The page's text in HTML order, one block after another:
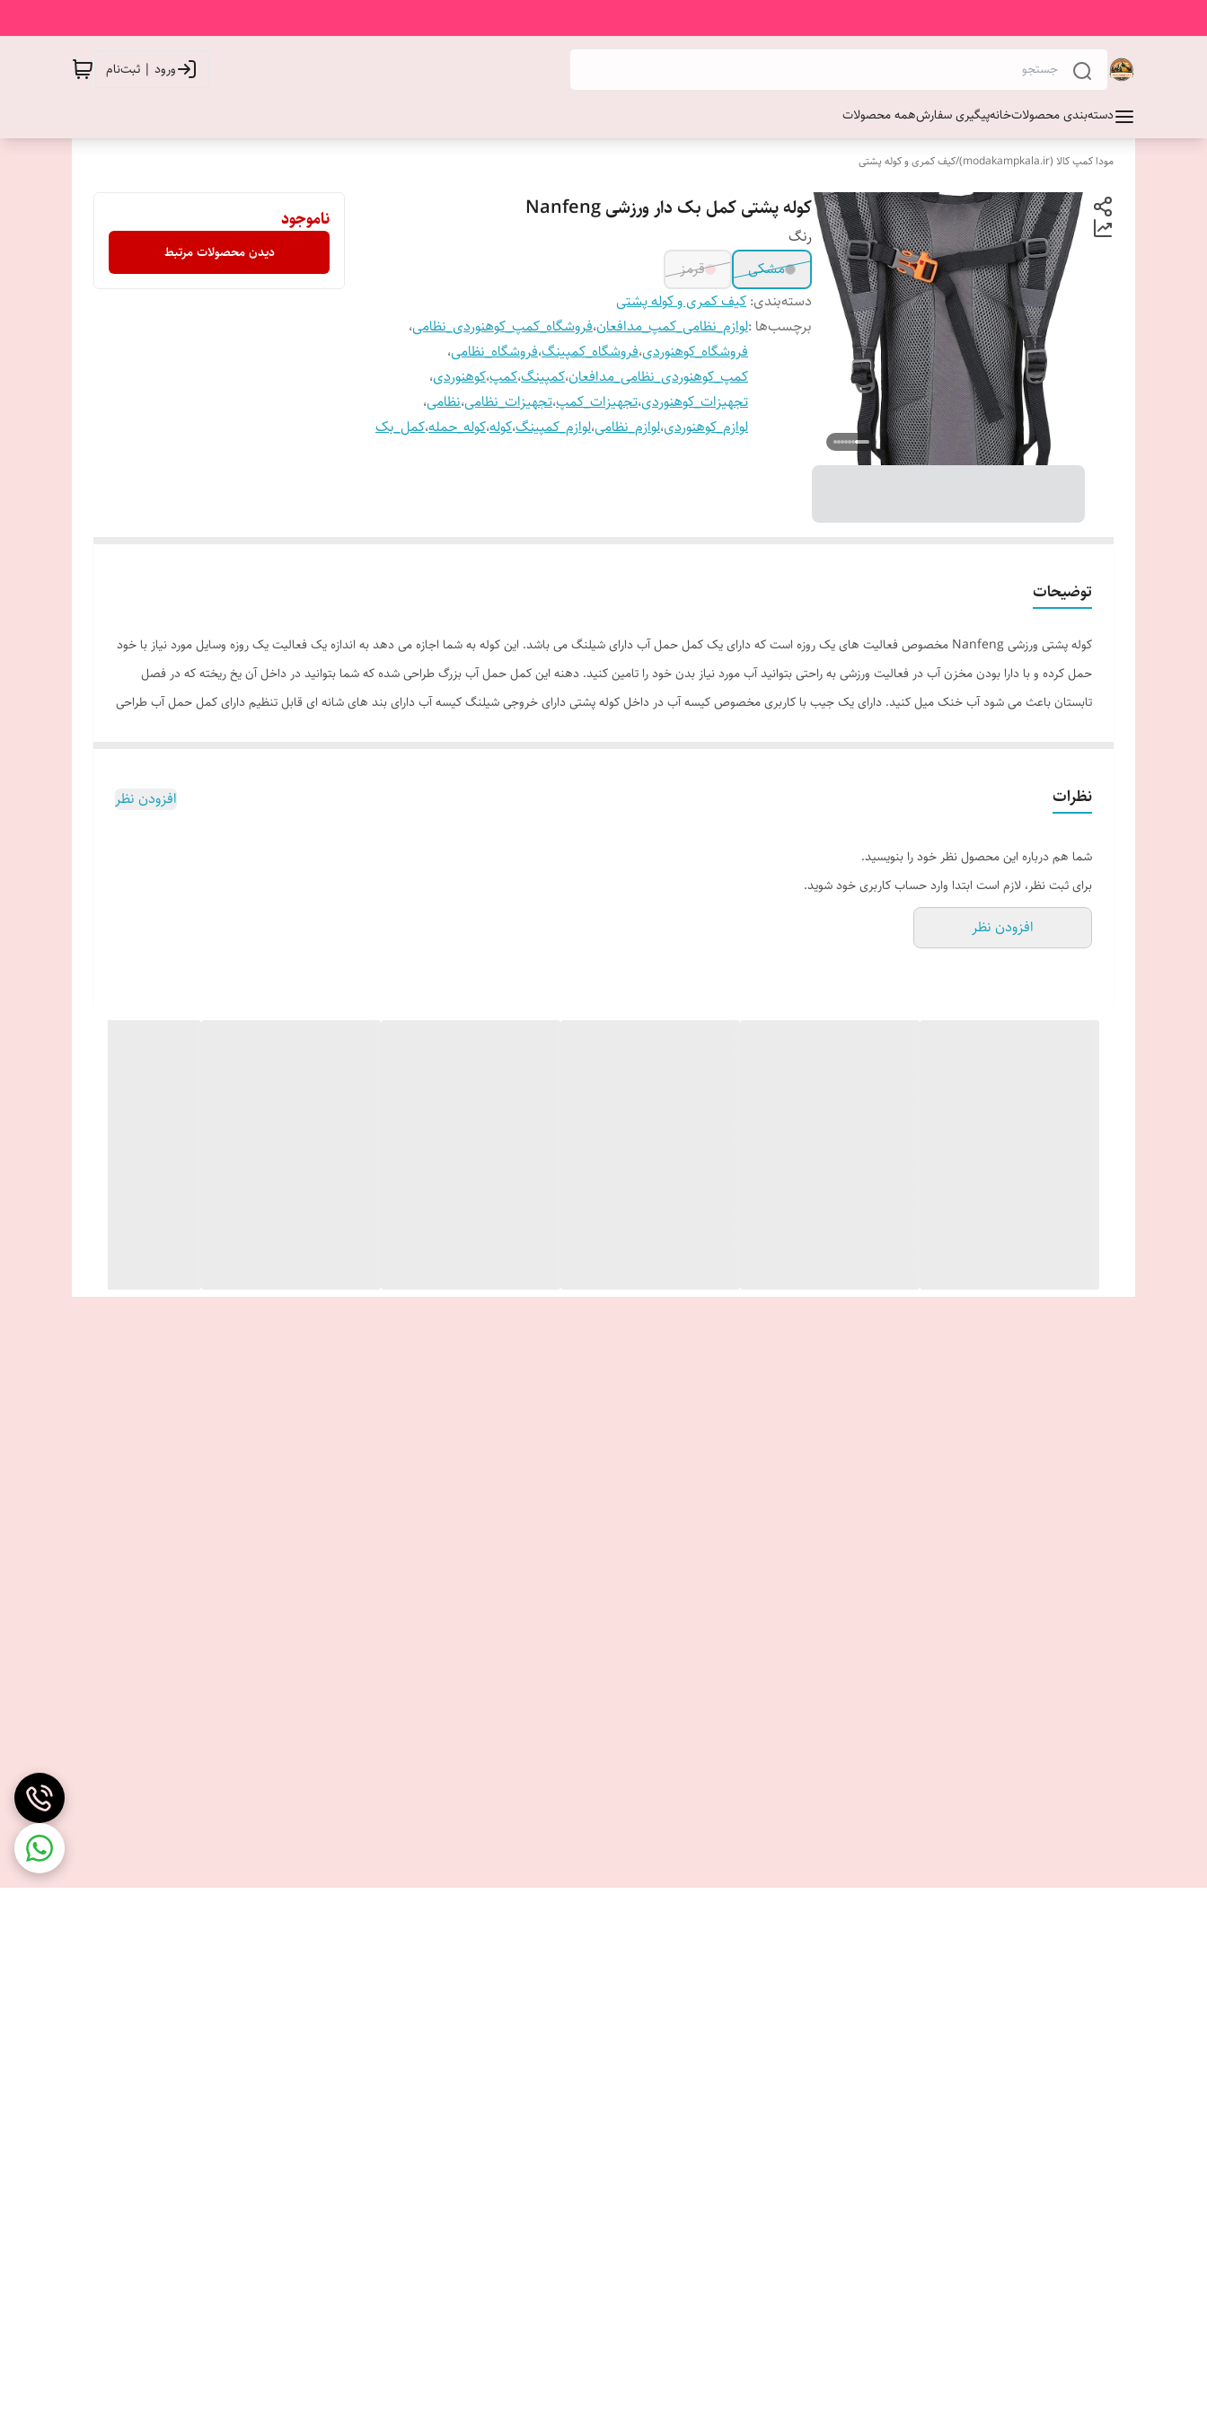
ورود | ثبت‌نام
دسته‌بندی محصولاتخانهپیگیری سفارشهمه محصولات
مودا کمپ کالا (modakampkala.ir) /کیف کمری و کوله پشتی
کوله پشتی کمل بک دار ورزشی Nanfeng
رنگ
مشکی
قرمز
دسته‌بندی: کیف کمری و کوله پشتی
برچسب‌ها :لوازم_نظامی_کمپ_مدافعان،فروشگاه_کمپ_کوهنوردی_نظامی،
فروشگاه_کوهنوردی،فروشگاه_کمپینگ،فروشگاه_نظامی،
کمپ_کوهنوردی_نظامی_مدافعان،کمپینگ،کمپ،کوهنوردی،
تجهیزات_کوهنوردی،تجهیزات_کمپ،تجهیزات_نظامی،نظامی،
لوازم_کوهنوردی،لوازم_نظامی،لوازم_کمپینگ،کوله،کوله_حمله،کمل_بک
ناموجود
دیدن محصولات مرتبط
توضیحات
کوله پشتی ورزشی Nanfeng مخصوص فعالیت های یک روزه است که دارای یک کمل حمل آب دارای شیلنگ می باشد. این کوله به شما اجازه می دهد به اندازه یک فعالیت یک روزه وسایل مورد نیاز با خود
حمل کرده و با دارا بودن مخزن آب در فعالیت ورزشی به راحتی بتوانید آب مورد نیاز بدن خود را تامین کنید. دهنه این کمل حمل آب بزرگ طراحی شده که شما بتوانید در داخل آن یخ ریخته که در فصل
تابستان باعث می شود آب خنک میل کنید. دارای یک جیب با کاربری مخصوص کیسه آب در داخل کوله پشتی دارای خروجی شیلنگ کیسه آب دارای بند های شانه ای قابل تنظیم دارای کمل حمل آب طراحی
نظرات افزودن نظر
شما هم درباره این محصول نظر خود را بنویسید.
برای ثبت نظر، لازم است ابتدا وارد حساب کاربری خود شوید.
افزودن نظر